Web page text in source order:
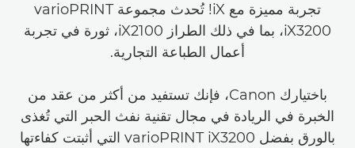
تجربة مميزة مع iX! تُحدث مجموعة varioPRINT
iX3200، بما في ذلك الطراز iX2100، ثورة في تجربة
أعمال الطباعة التجارية.
باختيارك Canon، فإنك تستفيد من أكثر من عقد من
الخبرة في الريادة في مجال تقنية نفث الحبر التي تُغذى
بالورق بفضل varioPRINT iX3200 التي أثبتت كفاءتها